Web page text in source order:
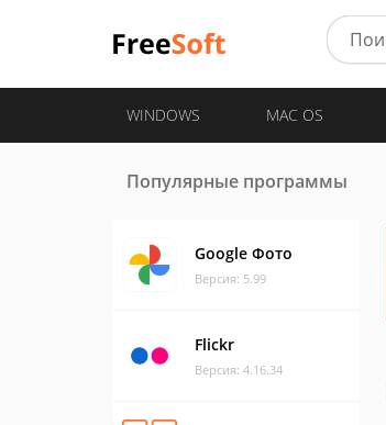
WINDOWS MAC OS
Популярные программы
Google Фото
Версия: 5.99
Flickr
Версия: 4.16.34